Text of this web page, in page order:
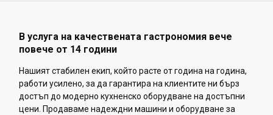
В услуга на качествената гастрономия вече
повече от 14 години
Нашият стабилен екип, който расте от година на година,
работи усилено, за да гарантира на клиентите ни бърз
достъп до модерно кухненско оборудване на достъпни
цени. Продаваме надеждни машини и оборудване за